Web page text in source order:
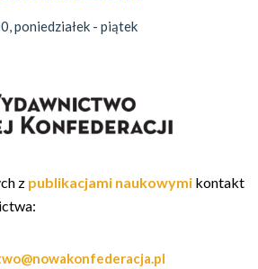
poniedziałek - piątek
z publikacjami naukowymi kontakt